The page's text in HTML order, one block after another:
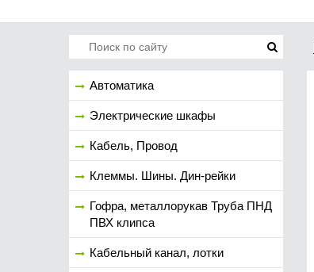
Автоматика
Электрические шкафы
Кабель, Провод
Клеммы. Шины. Дин-рейки
Гофра, металлорукав Труба ПНД
ПВХ клипса
Кабельный канал, лотки